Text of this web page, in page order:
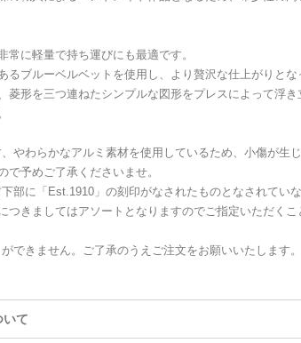
常に軽量で持ち運びにも最適です。
るブルーベルベットを使用し、より贅沢な仕上がりとな
菱形を三つ連ねたシンプルな図形をプレスによって浮き
やわらかなアルミ素材を使用しているため、小傷が生
で予めご了承くださいませ。
部に「Est.1910」の刻印がなされたものとなされてい
つきましてはアソートとなりますのでご指定いただく
できません。ご了承のうえご注文をお願いいたします。
いて